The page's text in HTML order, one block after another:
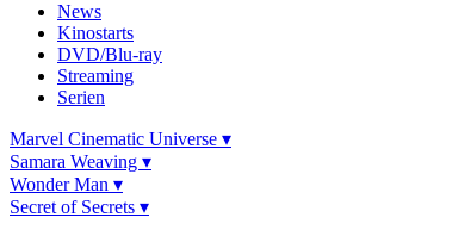
News
Kinostarts
DVD/Blu-ray
Streaming
Serien
Marvel Cinematic Universe ▾
Samara Weaving ▾
Wonder Man ▾
Secret of Secrets ▾